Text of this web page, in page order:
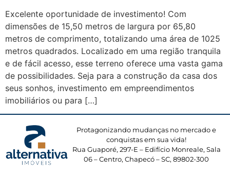
Excelente oportunidade de investimento! Com
dimensões de 15,50 metros de largura por 65,80
metros de comprimento, totalizando uma área de 1025
metros quadrados. Localizado em uma região tranquila
e de fácil acesso, esse terreno oferece uma vasta gama
de possibilidades. Seja para a construção da casa dos
seus sonhos, investimento em empreendimentos
imobiliários ou para […]
Protagonizando mudanças no mercado e
conquistas em sua vida!
Rua Guaporé, 297-E – Edifício Monreale, Sala
06 – Centro, Chapecó – SC, 89802-300